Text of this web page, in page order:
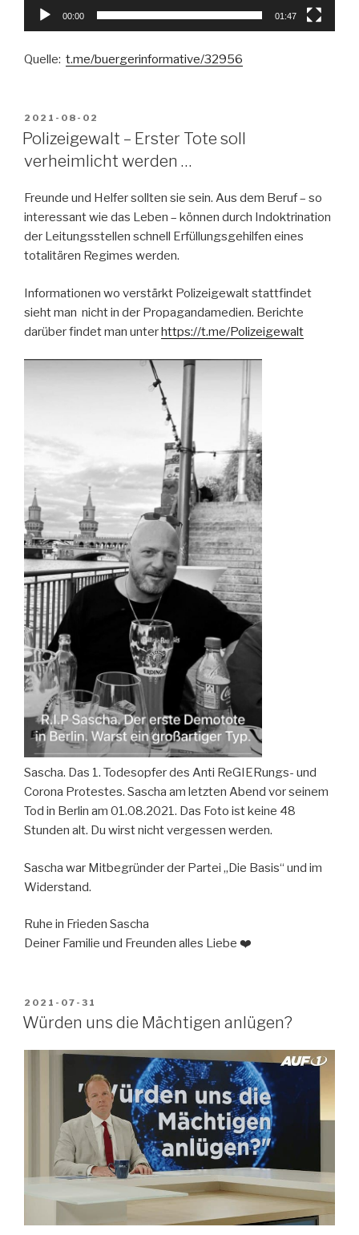
00:00 01:47
Quelle: t.me/buergerinformative/32956
VERÖFFENTLICHT
AM
2021-08-02
Polizeigewalt – Erster Tote soll
verheimlicht werden …
Freunde und Helfer sollten sie sein. Aus dem Beruf – so
interessant wie das Leben – können durch Indoktrination
der Leitungsstellen schnell Erfüllungsgehilfen eines
totalitären Regimes werden.
Informationen wo verstärkt Polizeigewalt stattfindet
sieht man nicht in der Propagandamedien. Berichte
darüber findet man unterhttps://t.me/Polizeigewalt
Sascha. Das 1. Todesopfer des Anti ReGIERungs- und
Corona Protestes. Sascha am letzten Abend vor seinem
Tod in Berlin am 01.08.2021. Das Foto ist keine 48
Stunden alt. Du wirst nicht vergessen werden.
Sascha war Mitbegründer der Partei „Die Basis“ und im
Widerstand.
Ruhe in Frieden Sascha
Deiner Familie und Freunden alles Liebe ❤️
VERÖFFENTLICHT
AM
2021-07-31
Würden uns die Mächtigen anlügen?